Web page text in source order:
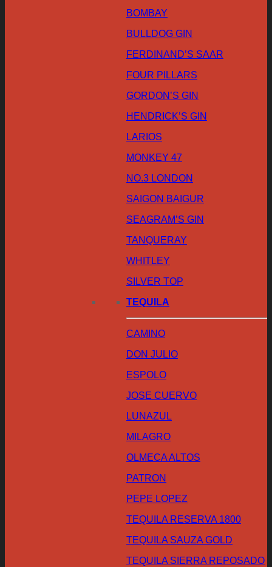
BOMBAY
BULLDOG GIN
FERDINAND’S SAAR
FOUR PILLARS
GORDON’S GIN
HENDRICK’S GIN
LARIOS
MONKEY 47
NO.3 LONDON
SAIGON BAIGUR
SEAGRAM’S GIN
TANQUERAY
WHITLEY
SILVER TOP
TEQUILA
CAMINO
DON JULIO
ESPOLO
JOSE CUERVO
LUNAZUL
MILAGRO
OLMECA ALTOS
PATRON
PEPE LOPEZ
TEQUILA RESERVA 1800
TEQUILA SAUZA GOLD
TEQUILA SIERRA REPOSADO